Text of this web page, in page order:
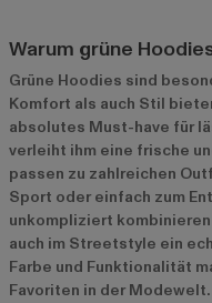
Warum grüne
Grüne Hoodies sind
Komfort als auch Stil
absolutes Must-have für
verleiht ihm eine frische
passen zu zahlreichen
Sport oder einfach zum
unkompliziert
auch im Streetstyle ein
Farbe und Funktionalität
Favoriten in der Modewelt.